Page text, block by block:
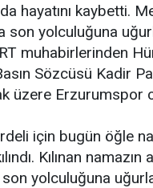
hayatını kaybetti.
son yolculuğuna
muhabirlerinden
Sözcüsü Kadir
üzere Erzurumspor
için bugün öğle
Kılınan
yolculuğuna